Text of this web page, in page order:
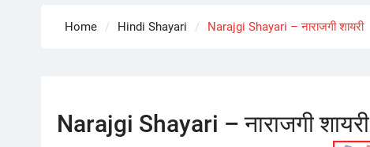
Home Hindi Shayari Narajgi Shayari – नाराजगी शायरी
Narajgi Shayari – नाराजगी शायरी